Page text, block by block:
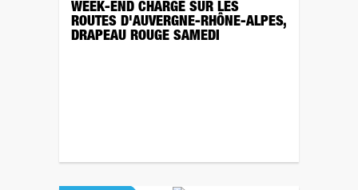
WEEK-END CHARGÉ SUR LES
ROUTES D'AUVERGNE-RHÔNE-ALPES,
DRAPEAU ROUGE SAMEDI